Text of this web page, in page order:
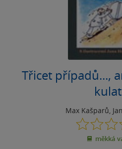
Třicet případů...,
Max Kašparů,
0.0
z
5
měkká